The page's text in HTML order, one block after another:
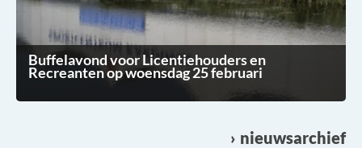
Buffelavond voor Licentiehouders en
Recreanten op woensdag 25 februari
nieuwsarchief